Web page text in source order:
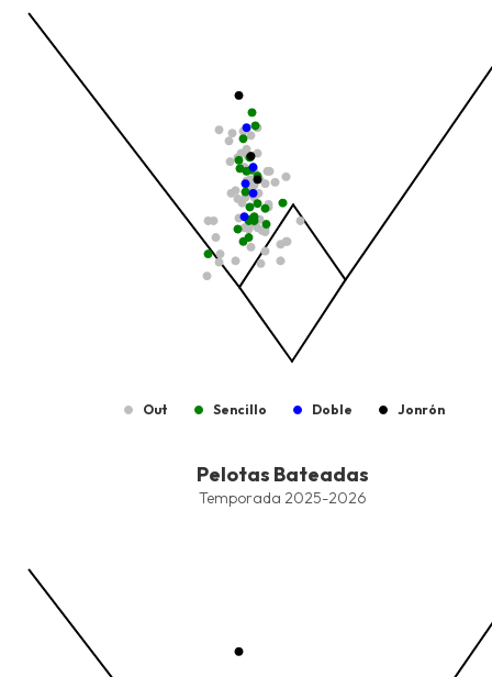
The chart has 1 X axis displaying values. Data ranges from -
The chart has 1 Y axis displaying values. Data ranges from -
Out Sencillo Doble Jonrón
Combination chart with 8 data series.
The chart has 1 X axis displaying values. Data ranges from -
The chart has 1 Y axis displaying values. Data ranges from -
Pelotas Bateadas
Temporada 2025-2026